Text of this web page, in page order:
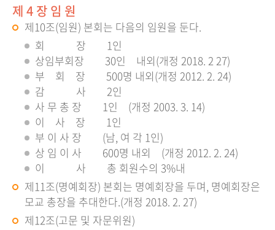
제 4 장 임 원
제10조(임원) 본회는 다음의 임원을 둔다.
회 장 1인
상임부회장 30인 내외(개정 2018. 2 27)
부 회 장 500명 내외(개정 2012. 2. 24)
감 사 2인
사 무 총 장 1인 (개정 2003. 3. 14)
이 사 장 1인
부 이 사 장 (남, 여 각 1인)
상 임 이 사 600명 내외 (개정 2012. 2. 24)
이 사 총 회원수의 3%내
제11조(명예회장) 본회는 명예회장을 두며, 명예회장은
모교 총장을 추대한다.(개정 2018. 2. 27)
제12조(고문 및 자문위원)